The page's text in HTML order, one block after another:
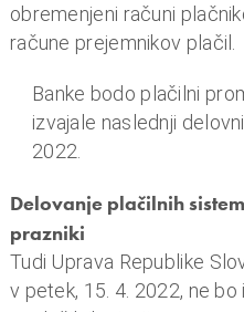
obremenjeni računi
račune prejemnikov plačil.
Banke bodo plačilni
izvajale naslednji
2022.
Delovanje plačilnih
prazniki
Tudi Uprava Republike
v petek, 15. 4. 2022, ne bo